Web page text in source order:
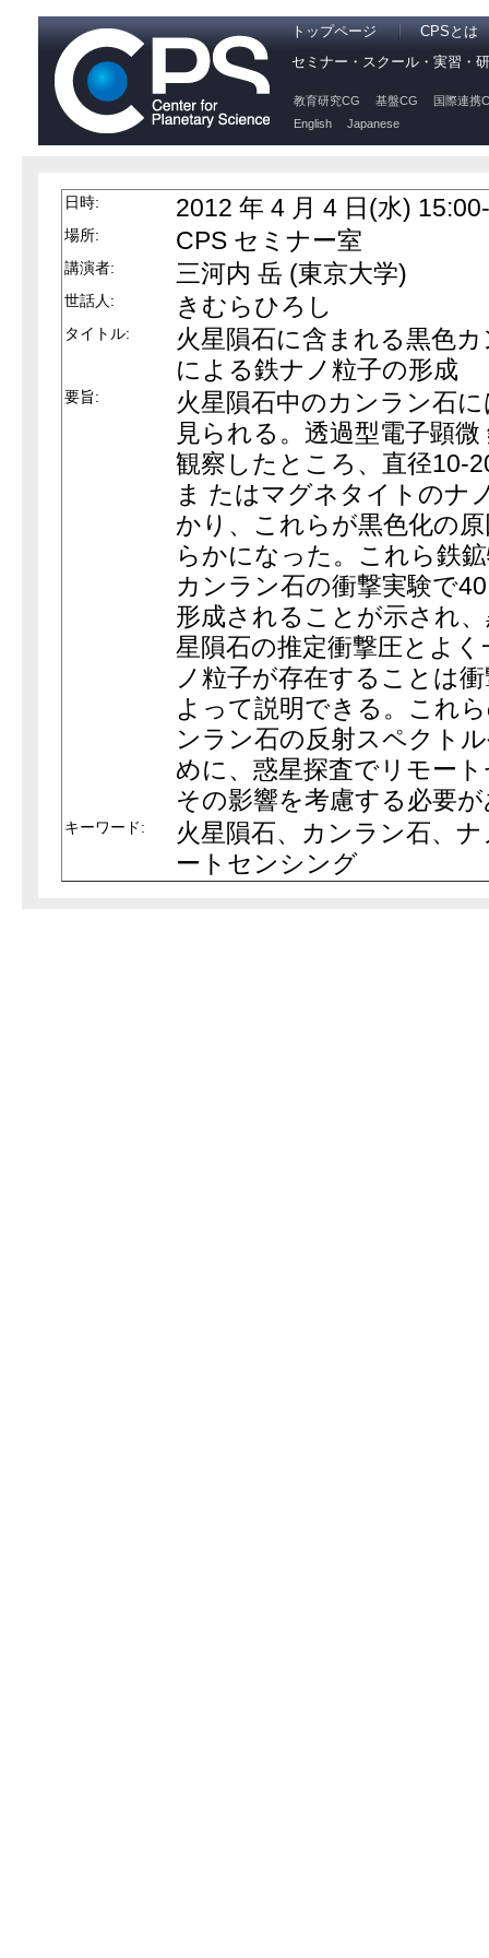
トップページ
CPSとは
セミナー・スクール・実習・
教育研究CG 基盤CG
国際連携
English
Japanese
日時: 2012 年 4 月 4 日(水)
場所: CPS セミナー室
講演者: 三河内 岳 (東京大学)
世話人: きむらひろし
タイトル:
火星隕石に含まれる黒色
による鉄ナノ粒子の形成
要旨:
火星隕石中のカンラン石
見られる。透過型電子顕
観察したところ、直径10-
ま たはマグネタイトのナ
かり、これらが黒色化の
らかになった。これら鉄
カンラン石の衝撃実験で
形成されることが示され
星隕石の推定衝撃圧とよ
ノ粒子が存在することは
よって説明できる。これ
ンラン石の反射スペクト
めに、惑星探査でリモー
その影響を考慮する必要
キーワード:
火星隕石、カンラン石、
ートセンシング